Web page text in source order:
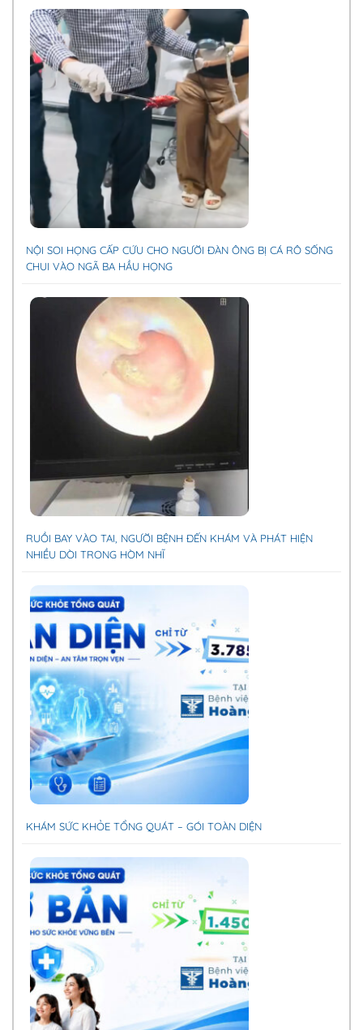
NỘI SOI HỌNG CẤP CỨU CHO NGƯỜI ĐÀN ÔNG BỊ CÁ RÔ SỐNG
CHUI VÀO NGÃ BA HẦU HỌNG
RUỒI BAY VÀO TAI, NGƯỜI BỆNH ĐẾN KHÁM VÀ PHÁT HIỆN
NHIỀU DÒI TRONG HÒM NHĨ
KHÁM SỨC KHỎE TỔNG QUÁT – GÓI TOÀN DIỆN